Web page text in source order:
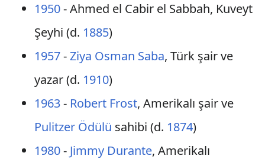
1950- Ahmed el Cabir el Sabbah, Kuveyt
Şeyhi (d. 1885)
1957-Ziya Osman Saba, Türk şair ve
yazar (d. 1910)
1963- Robert Frost, Amerikalı şair ve
Pulitzer Ödülü sahibi (d. 1874)
1980- Jimmy Durante, Amerikalı